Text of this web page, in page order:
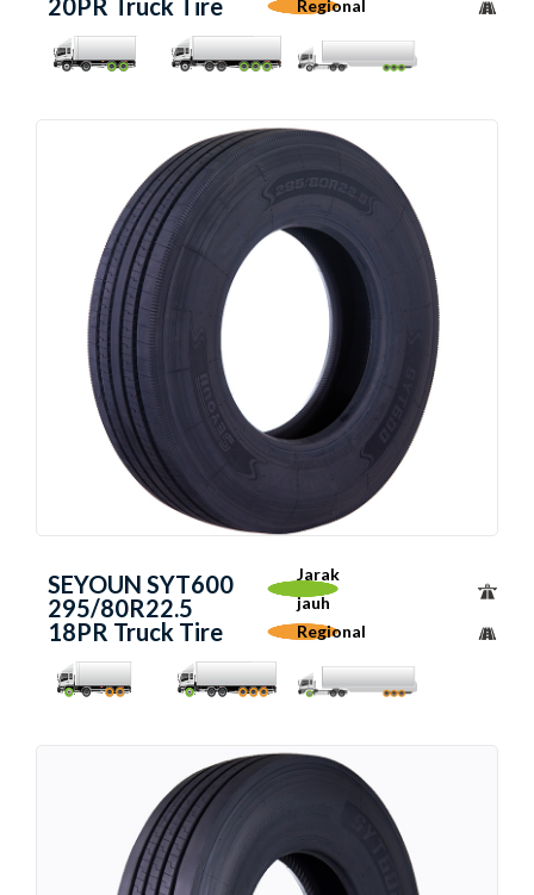
20PR Truck Tire Regional
SEYOUN SYT600
295/80R22.5
18PR Truck Tire
Jarak
jauh
Regional